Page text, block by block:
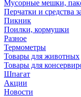
Мусорные мешки,
Перчатки и средства
Пикник
Поилки, кормушки
Разное
Термометры
Товары для животных
Товары для
Шпагат
Акции
Новости